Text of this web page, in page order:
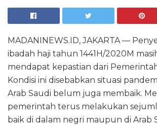
MADANINEWS.ID, JAKARTA —
ibadah haji tahun 1441H/2020M
mendapat kepastian dari
Kondisi ini disebabkan situasi
Arab Saudi belum juga membaik.
pemerintah terus melakukan
baik di dalam negri maupun di Arab